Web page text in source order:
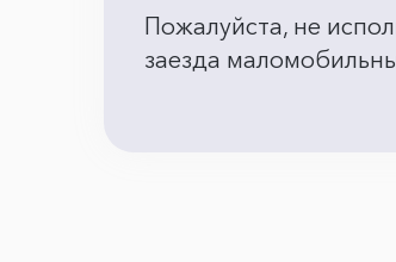
Пожалуйста, не
заезда